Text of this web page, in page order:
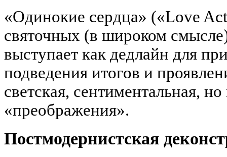
«Одинокие сердца» («Love
святочных (в широком
выступает как дедлайн для
подведения итогов и
светская, сентиментальная,
«преображения».
Постмодернистская